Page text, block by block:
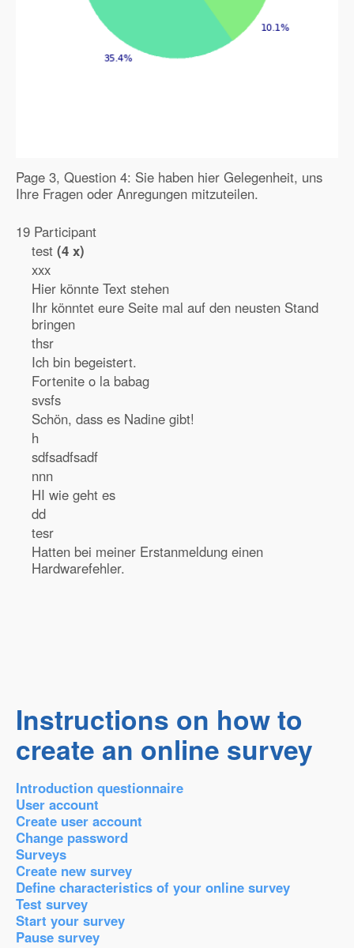
Page 3, Question 4: Sie haben hier Gelegenheit, uns
Ihre Fragen oder Anregungen mitzuteilen.
19 Participant
test (4 x)
xxx
Hier könnte Text stehen
Ihr könntet eure Seite mal auf den neusten Stand
bringen
thsr
Ich bin begeistert.
Fortenite o la babag
svsfs
Schön, dass es Nadine gibt!
h
sdfsadfsadf
nnn
HI wie geht es
dd
tesr
Hatten bei meiner Erstanmeldung einen
Hardwarefehler.
Instructions on how to
create an online survey
Introduction questionnaire
User account
Create user account
Change password
Surveys
Create new survey
Define characteristics of your online survey
Test survey
Start your survey
Pause survey